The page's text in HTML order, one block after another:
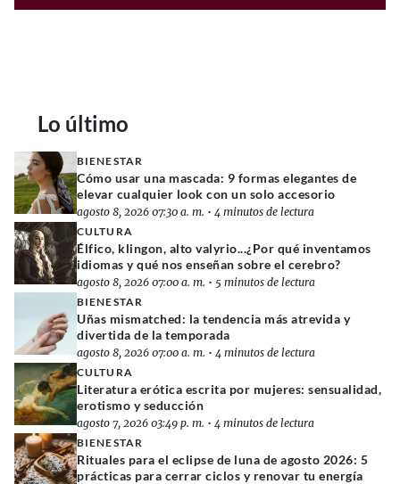
Lo último
BIENESTAR
Cómo usar una mascada: 9 formas elegantes de
elevar cualquier look con un solo accesorio
agosto 8, 2026 07:30 a. m. • 4 minutos de lectura
CULTURA
Élfico, klingon, alto valyrio...¿Por qué inventamos
idiomas y qué nos enseñan sobre el cerebro?
agosto 8, 2026 07:00 a. m. • 5 minutos de lectura
BIENESTAR
Uñas mismatched: la tendencia más atrevida y
divertida de la temporada
agosto 8, 2026 07:00 a. m. • 4 minutos de lectura
CULTURA
Literatura erótica escrita por mujeres: sensualidad,
erotismo y seducción
agosto 7, 2026 03:49 p. m. • 4 minutos de lectura
BIENESTAR
Rituales para el eclipse de luna de agosto 2026: 5
prácticas para cerrar ciclos y renovar tu energía